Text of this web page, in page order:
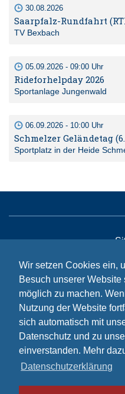
Wir setzen Cookies ein,
Besuch unserer
möglich zu machen.
Nutzung der Website
sich automatisch mit
Datenschutz und zu
einverstanden. Mehr
Datenschutzerklärung
30.08.2026
Saarpfalz-Rundfahrt
TV Bexbach
05.09.2026 - 09:00 Uhr
Rideforhelpday 2026
Sportanlage Jungenwald
06.09.2026 - 10:00 Uhr
Schmelzer Geländetag
Sportplatz in der Heide
©